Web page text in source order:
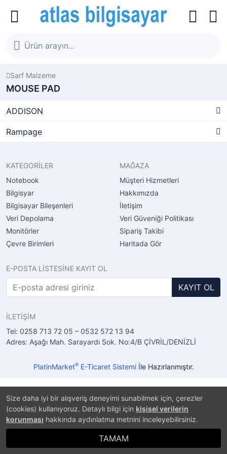
Size daha iyi bir alışveriş deneyimi sunabilmek için, çerezler
(cookies) kullanıyoruz. Detaylı bilgi için kişisel verilerin
korunması hakkında aydınlatma metnini inceleyebilirsiniz.
TAMAM
Sarf Malzeme
MOUSE PAD
ADDISON
Rampage
KATEGORİLER
Notebook
Bilgisyar
Bilgisayar Bileşenleri
Veri Depolama
Monitörler
Çevre Birimleri
MAĞAZA
Müşteri Hizmetleri
Hakkımızda
İletişim
Veri Güveniği Politikası
Sipariş Takibi
Haritada Gör
E-POSTA LİSTESİNE KAYIT OL
KAYIT OL
İLETİŞİM
Tel: 0258 713 72 05 – 0532 572 13 94
Adres: Aşağı Mah. Sarayardı Sok. No:4/B ÇİVRİL/DENİZLİ
PlatinMarket®E-Ticaret Sistemiİle Hazırlanmıştır.